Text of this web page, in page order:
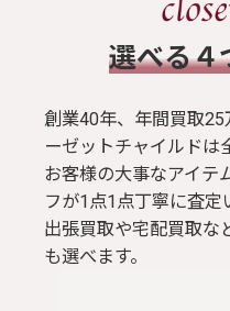
選べる４
創業40年、年間買取
ーゼットチャイルドは
お客様の大事なアイテ
フが1点1点丁寧に査定
出張買取や宅配買取な
も選べます。